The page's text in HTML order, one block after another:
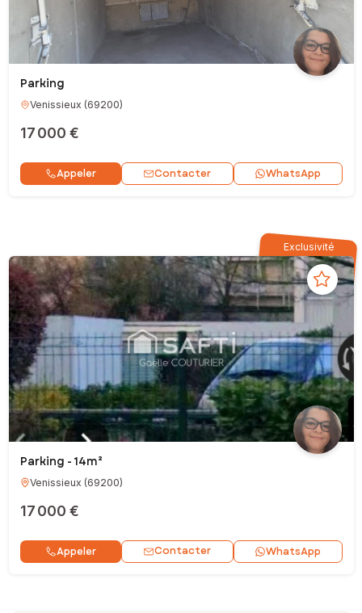
Parking
Venissieux (69200)
17 000 €
Appeler Contacter WhatsApp
Exclusivité
Parking - 14m²
Venissieux (69200)
17 000 €
Appeler Contacter WhatsApp